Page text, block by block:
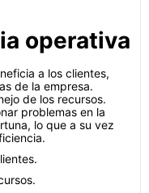
operativa
a los clientes,
de la empresa.
de los recursos.
problemas en la
lo que a su vez